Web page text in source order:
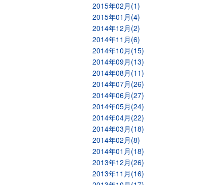
2015年02月(1)
2015年01月(4)
2014年12月(2)
2014年11月(6)
2014年10月(15)
2014年09月(13)
2014年08月(11)
2014年07月(26)
2014年06月(27)
2014年05月(24)
2014年04月(22)
2014年03月(18)
2014年02月(8)
2014年01月(18)
2013年12月(26)
2013年11月(16)